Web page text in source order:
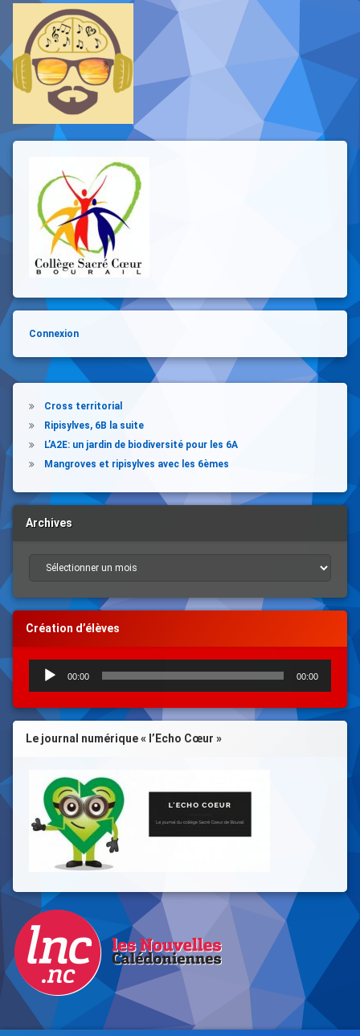
Connexion
Cross territorial
Ripisylves, 6B la suite
L’A2E: un jardin de biodiversité pour les 6A
Mangroves et ripisylves avec les 6èmes
Archives
Archives
Création d’élèves
Lecteur
audio
00:00 00:00
Le journal numérique « l’Echo Cœur »